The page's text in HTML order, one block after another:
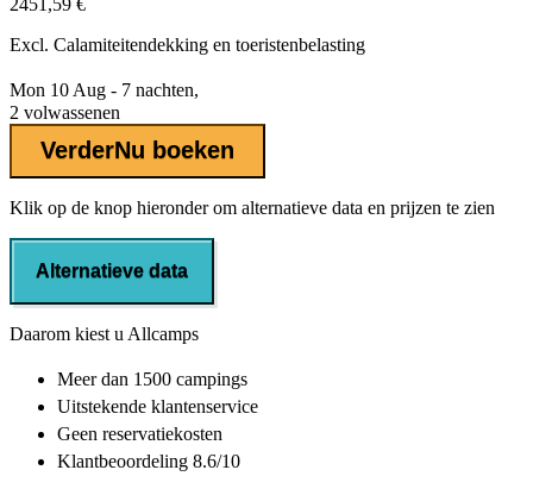
Excl. Calamiteitendekking en toeristenbelasting
Mon 10 Aug - 7 nachten,
2 volwassenen
VerderNu boeken
Klik op de knop hieronder om alternatieve data en prijzen te zien
Alternatieve data
Daarom kiest u Allcamps
Meer dan 1500 campings
Uitstekende klantenservice
Geen reservatiekosten
Klantbeoordeling 8.6/10